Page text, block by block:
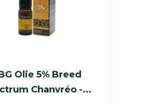
Olie 5% Breed
Chanvréo -...